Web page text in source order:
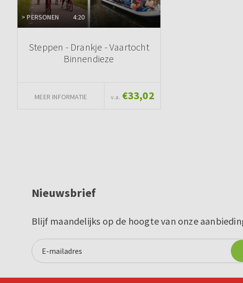
> PERSONEN 4:20
Steppen - Drankje - Vaartocht
Binnendieze
MEER INFORMATIE v.a. €33,02
Nieuwsbrief
Blijf maandelijks op de hoogte van onze